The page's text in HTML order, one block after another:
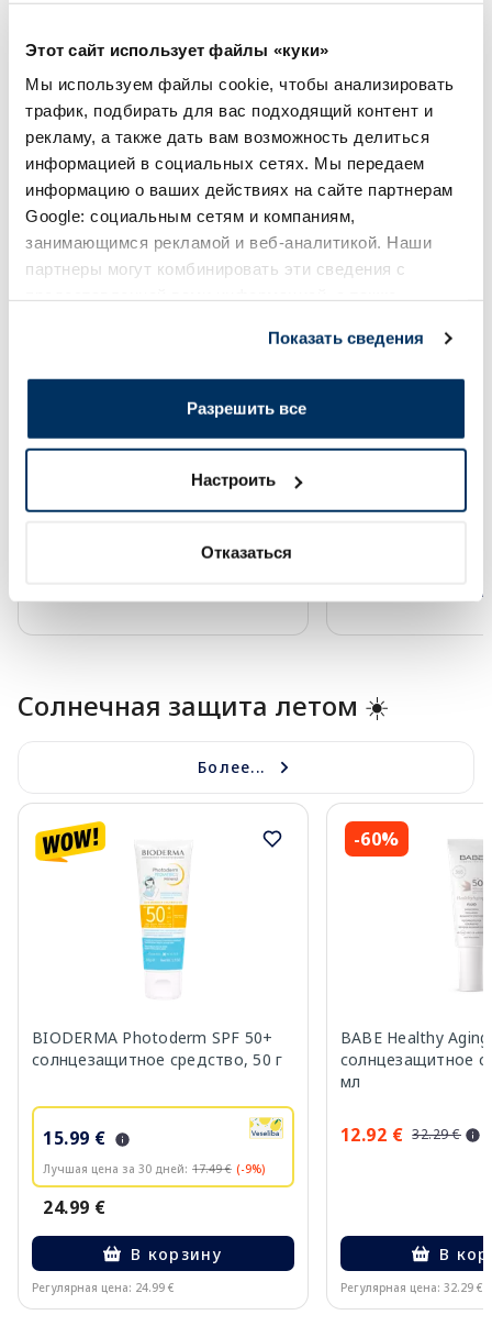
Этот сайт использует файлы «куки»
Мы используем файлы cookie, чтобы анализировать
трафик, подбирать для вас подходящий контент и
рекламу, а также дать вам возможность делиться
информацией в социальных сетях. Мы передаем
информацию о ваших действиях на сайте партнерам
Google: социальным сетям и компаниям,
занимающимся рекламой и веб-аналитикой. Наши
партнеры могут комбинировать эти сведения с
Показать сведения
Разрешить все
Настроить
Отказаться
Популярные в категории
LYL BIOTIC intim капсулы, 15 шт.
Пищевая добавка
JONAX Масло
Солнечная защита летом ☀️
Более...
BIODERMA Photoderm SPF 50+
солнцезащитное средство, 50 г
15.99 €
Лучшая цена за 30 дней: 17.49 € (-9%)
24.99 €
В корзину
Регулярная цена: 24.99 €
-60%
BABE Healthy
солнцезащитное
мл
12.92 € 32.29 €
В
Регулярная цена: 32.29 €